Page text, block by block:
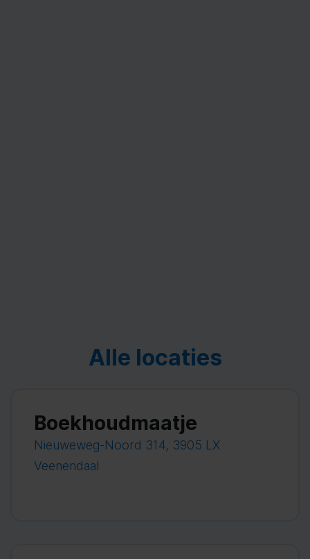
Alle locaties
Boekhoudmaatje
Nieuweweg-Noord 314, 3905 LX
Veenendaal